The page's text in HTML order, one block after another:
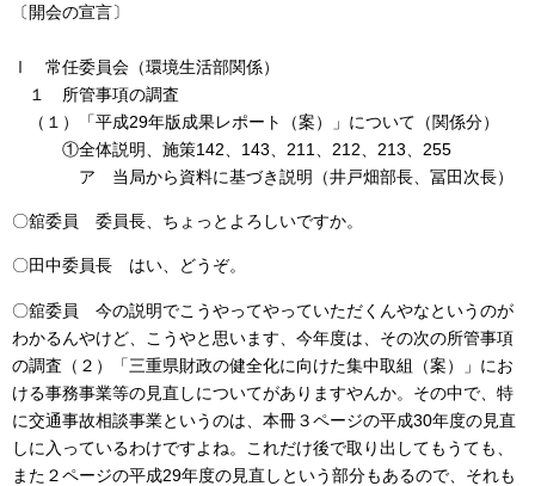
〔開会の宣言〕
Ⅰ 常任委員会（環境生活部関係）
１ 所管事項の調査
（１）「平成29年版成果レポート（案）」について（関係分）
①全体説明、施策142、143、211、212、213、255
ア 当局から資料に基づき説明（井戸畑部長、冨田次長）
〇舘委員 委員長、ちょっとよろしいですか。
〇田中委員長 はい、どうぞ。
〇舘委員 今の説明でこうやってやっていただくんやなというのが
わかるんやけど、こうやと思います、今年度は、その次の所管事項
の調査（２）「三重県財政の健全化に向けた集中取組（案）」にお
ける事務事業等の見直しについてがありますやんか。その中で、特
に交通事故相談事業というのは、本冊３ページの平成30年度の見直
しに入っているわけですよね。これだけ後で取り出してもうても、
また２ページの平成29年度の見直しという部分もあるので、それも